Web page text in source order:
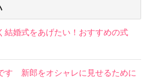
結婚式をあげたい！おすすめの式
す 新郎をオシャレに見せるために